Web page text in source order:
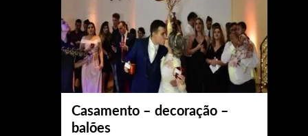
Casamento – decoração –
balões